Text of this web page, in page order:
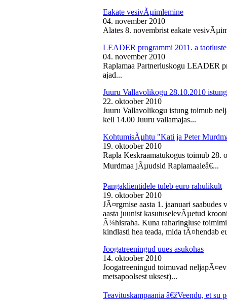
Eakate vesivÃµimlemine
04. november 2010
Alates 8. novembrist eakate
LEADER programmi 2011. a
04. november 2010
Raplamaa Partnerluskogu LEADER
ajad...
Juuru Vallavolikogu 28.10.2010 istung
22. oktoober 2010
Juuru Vallavolikogu istung toimub
kell 14.00 Juuru vallamajas...
KohtumisÃµhtu "Kati ja Peter
19. oktoober 2010
Rapla Keskraamatukogus toimub
Murdmaa jÃµudsid Raplamaaleâ€...
Pangaklientidele tuleb euro rahulikult
19. oktoober 2010
JÃ¤rgmise aasta 1. jaanuari
aasta juunist kasutuselevÃµetud
Ã¼hisraha. Kuna raharingluse
kindlasti hea teada, mida tÃ¤hendab
Joogatreeningud uues asukohas
14. oktoober 2010
Joogatreeningud toimuvad
metsapoolsest uksest)...
Teavituskampaania â€žVeendu, et su